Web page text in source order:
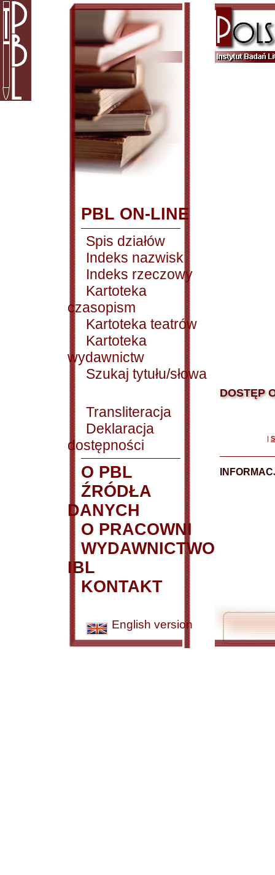
PBL ON-LINE
Spis działów
Indeks nazwisk
Indeks rzeczowy
Kartoteka
czasopism
Kartoteka teatrów
Kartoteka
wydawnictw
Szukaj tytułu/słowa
Transliteracja
Deklaracja
dostępności
O PBL
ŹRÓDŁA
DANYCH
O PRACOWNI
WYDAWNICTWO
IBL
KONTAKT
English version
DOSTĘP
|